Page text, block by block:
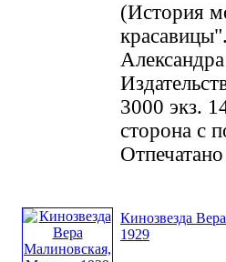
(История
3000 экз.
сторона с
Кинозвезда
1929